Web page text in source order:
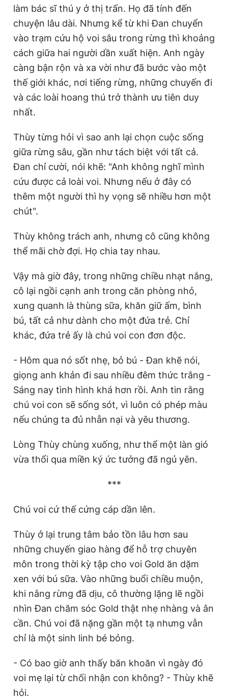
làm bác sĩ thú y ở thị trấn. Họ đã tính đến
chuyện lâu dài. Nhưng kể từ khi Đan chuyển
vào trạm cứu hộ voi sâu trong rừng thì khoảng
cách giữa hai người dần xuất hiện. Anh ngày
càng bận rộn và xa vời như đã bước vào một
thế giới khác, nơi tiếng rừng, những chuyến đi
và các loài hoang thú trở thành ưu tiên duy
nhất.
Thùy từng hỏi vì sao anh lại chọn cuộc sống
giữa rừng sâu, gần như tách biệt với tất cả.
Đan chỉ cười, nói khẽ: "Anh không nghĩ mình
cứu được cả loài voi. Nhưng nếu ở đây có
thêm một người thì hy vọng sẽ nhiều hơn một
chút".
Thùy không trách anh, nhưng cô cũng không
thể mãi chờ đợi. Họ chia tay nhau.
Vậy mà giờ đây, trong những chiều nhạt nắng,
cô lại ngồi cạnh anh trong căn phòng nhỏ,
xung quanh là thùng sữa, khăn giữ ấm, bình
bú, tất cả như dành cho một đứa trẻ. Chỉ
khác, đứa trẻ ấy là chú voi con đơn độc.
- Hôm qua nó sốt nhẹ, bỏ bú - Đan khẽ nói,
giọng anh khản đi sau nhiều đêm thức trắng -
Sáng nay tình hình khá hơn rồi. Anh tin rằng
chú voi con sẽ sống sót, vì luôn có phép màu
nếu chúng ta đủ nhẫn nại và yêu thương.
Lòng Thùy chùng xuống, như thể một làn gió
vừa thổi qua miền ký ức tưởng đã ngủ yên.
***
Chú voi cứ thế cứng cáp dần lên.
Thùy ở lại trung tâm bảo tồn lâu hơn sau
những chuyến giao hàng để hỗ trợ chuyên
môn trong thời kỳ tập cho voi Gold ăn dặm
xen với bú sữa. Vào những buổi chiều muộn,
khi nắng rừng đã dịu, cô thường lặng lẽ ngồi
nhìn Đan chăm sóc Gold thật nhẹ nhàng và ân
cần. Chú voi đã nặng gần một tạ nhưng vẫn
chỉ là một sinh linh bé bỏng.
- Có bao giờ anh thấy băn khoăn vì ngày đó
voi mẹ lại từ chối nhận con không? - Thùy khẽ
hỏi.